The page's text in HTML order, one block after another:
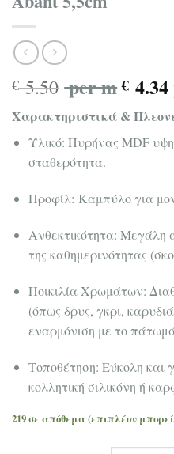
€5.50 per m € 4.34
Χαρακτηριστικά &
Υλικό: Πυρήνας MDF
σταθερότητα.
Προφίλ: Καμπύλο για
Ανθεκτικότητα: Μεγάλη
της καθημερινότητας
Ποικιλία Χρωμάτων:
(όπως δρυς, γκρι,
εναρμόνιση με το
Τοποθέτηση: Εύκολη και
κολλητική σιλικόνη ή
219 σε απόθεμα (επιπλέον